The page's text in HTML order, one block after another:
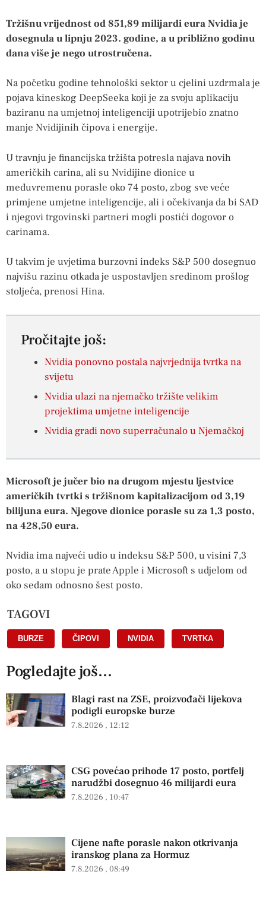
Tržišnu vrijednost od 851,89 milijardi eura Nvidia je
dosegnula u lipnju 2023. godine, a u približno godinu
dana više je nego utrostručena.
Na početku godine tehnološki sektor u cjelini uzdrmala je
pojava kineskog DeepSeeka koji je za svoju aplikaciju
baziranu na umjetnoj inteligenciji upotrijebio znatno
manje Nvidijinih čipova i energije.
U travnju je financijska tržišta potresla najava novih
američkih carina, ali su Nvidijine dionice u
međuvremenu porasle oko 74 posto, zbog sve veće
primjene umjetne inteligencije, ali i očekivanja da bi SAD
i njegovi trgovinski partneri mogli postići dogovor o
carinama.
U takvim je uvjetima burzovni indeks S&P 500 dosegnuo
najvišu razinu otkada je uspostavljen sredinom prošlog
stoljeća, prenosi Hina.
Pročitajte još:
Nvidia ponovno postala najvrjednija tvrtka na
svijetu
Nvidia ulazi na njemačko tržište velikim
projektima umjetne inteligencije
Nvidia gradi novo superračunalo u Njemačkoj
Microsoft je jučer bio na drugom mjestu ljestvice
američkih tvrtki s tržišnom kapitalizacijom od 3,19
bilijuna eura. Njegove dionice porasle su za 1,3 posto,
na 428,50 eura.
Nvidia ima najveći udio u indeksu S&P 500, u visini 7,3
posto, a u stopu je prate Apple i Microsoft s udjelom od
oko sedam odnosno šest posto.
TAGOVI
BURZE ČIPOVI NVIDIA TVRTKA
Pogledajte još...
Blagi rast na ZSE, proizvođači lijekova
podigli europske burze
7.8.2026 12:12
CSG povećao prihode 17 posto, portfelj
narudžbi dosegnuo 46 milijardi eura
7.8.2026 10:47
Cijene nafte porasle nakon otkrivanja
iranskog plana za Hormuz
7.8.2026 08:49